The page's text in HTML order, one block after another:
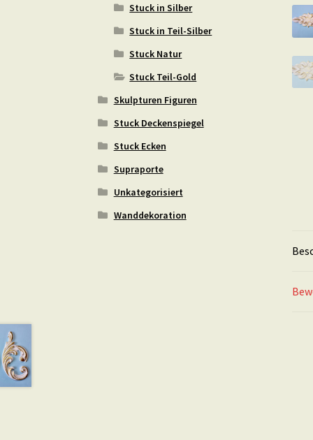
Stuck in Silber
Stuck in Teil-Silber
Stuck Natur
Stuck Teil-Gold
Skulpturen Figuren
Stuck Deckenspiegel
Stuck Ecken
Supraporte
Unkategorisiert
Wanddekoration